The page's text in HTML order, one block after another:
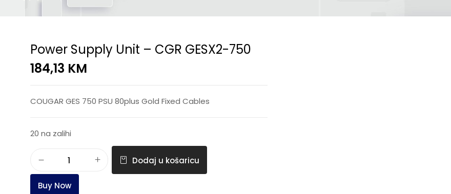
Power Supply Unit – CGR GESX2-750
184,13 KM
COUGAR GES 750 PSU 80plus Gold Fixed Cables
20 na zalihi
Dodaj u košaricu
Buy Now